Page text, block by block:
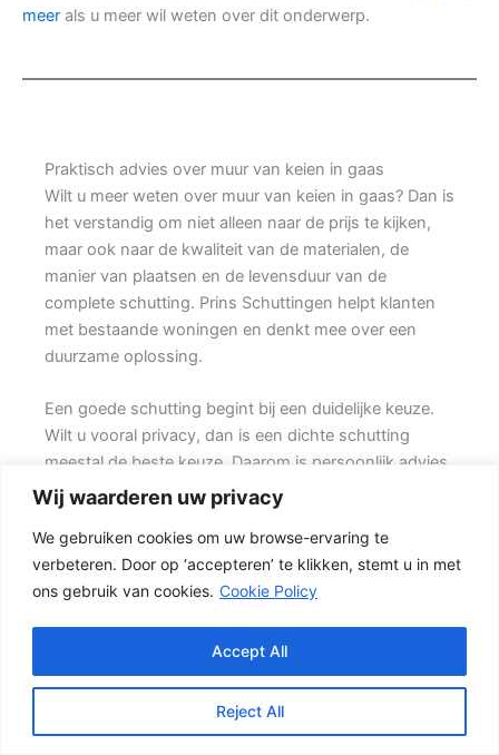
Wij waarderen uw privacy
We gebruiken cookies om uw browse-ervaring te
verbeteren. Door op ‘accepteren’ te klikken, stemt u in met
ons gebruik van cookies. Cookie Policy
Reject All
Accept All
meer als u meer wil weten over dit onderwerp.
Praktisch advies over muur van keien in gaas
Wilt u meer weten over muur van keien in gaas? Dan is
het verstandig om niet alleen naar de prijs te kijken,
maar ook naar de kwaliteit van de materialen, de
manier van plaatsen en de levensduur van de
complete schutting. Prins Schuttingen helpt klanten
met bestaande woningen en denkt mee over een
duurzame oplossing.
Een goede schutting begint bij een duidelijke keuze.
Wilt u vooral privacy, dan is een dichte schutting
meestal de beste keuze. Daarom is persoonlijk advies
vaak beter dan alleen online een standaardprijs
bekijken.
Welke schutting past bij uw tuin?
Voor veel klanten is een hout-beton schutting de
sterke basis, terwijl de houten delen zorgen voor een
natuurlijke uitstraling.} Daarom wordt dit type
schutting vaak gekozen bij renovatie, nieuwbouw en